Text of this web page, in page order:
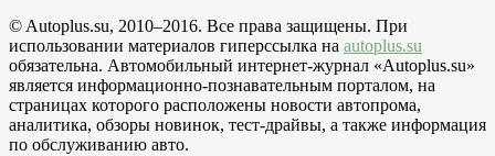
© Autoplus.su, 2010–2016. Все права защищены. При
использовании материалов гиперссылка на autoplus.su
обязательна. Автомобильный интернет-журнал «Autoplus.su»
является информационно-познавательным порталом, на
страницах которого расположены новости автопрома,
аналитика, обзоры новинок, тест-драйвы, а также информация
по обслуживанию авто.